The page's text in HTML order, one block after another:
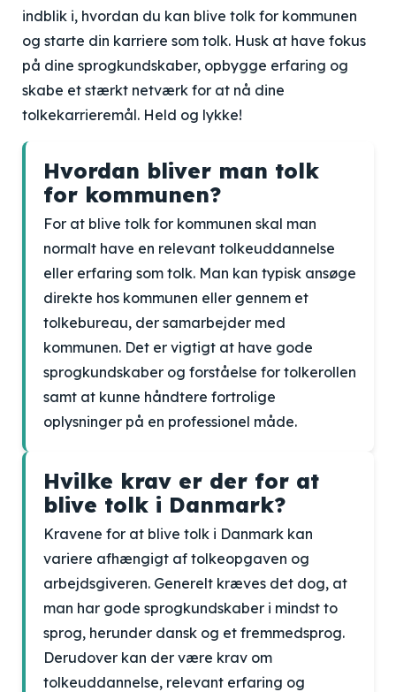
indblik i, hvordan du kan blive tolk for kommunen
og starte din karriere som tolk. Husk at have fokus
på dine sprogkundskaber, opbygge erfaring og
skabe et stærkt netværk for at nå dine
tolkekarrieremål. Held og lykke!
Hvordan bliver man tolk
for kommunen?
For at blive tolk for kommunen skal man
normalt have en relevant tolkeuddannelse
eller erfaring som tolk. Man kan typisk ansøge
direkte hos kommunen eller gennem et
tolkebureau, der samarbejder med
kommunen. Det er vigtigt at have gode
sprogkundskaber og forståelse for tolkerollen
samt at kunne håndtere fortrolige
oplysninger på en professionel måde.
Hvilke krav er der for at
blive tolk i Danmark?
Kravene for at blive tolk i Danmark kan
variere afhængigt af tolkeopgaven og
arbejdsgiveren. Generelt kræves det dog, at
man har gode sprogkundskaber i mindst to
sprog, herunder dansk og et fremmedsprog.
Derudover kan der være krav om
tolkeuddannelse, relevant erfaring og